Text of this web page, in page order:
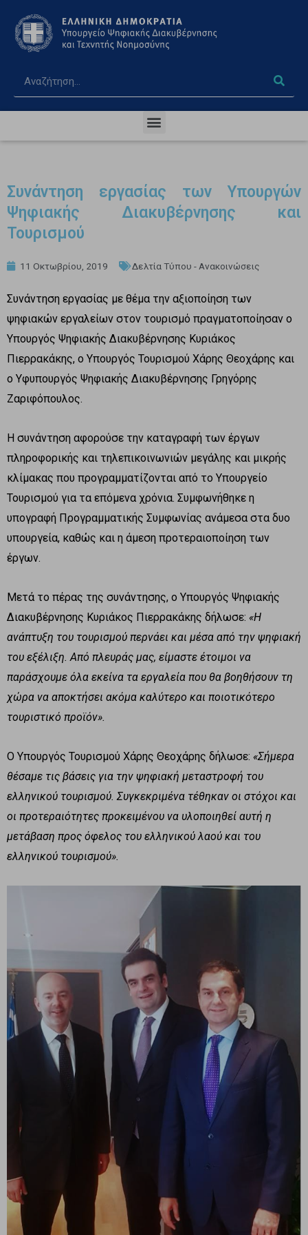
Συνάντηση εργασίας των Υπουργών
Ψηφιακής Διακυβέρνησης και
Τουρισμού
11 Οκτωβρίου, 2019 Δελτία Τύπου - Ανακοινώσεις
Συνάντηση εργασίας με θέμα την αξιοποίηση των
ψηφιακών εργαλείων στον τουρισμό πραγματοποίησαν ο
Υπουργός Ψηφιακής Διακυβέρνησης Κυριάκος
Πιερρακάκης, ο Υπουργός Τουρισμού Χάρης Θεοχάρης και
ο Υφυπουργός Ψηφιακής Διακυβέρνησης Γρηγόρης
Ζαριφόπουλος.
Η συνάντηση αφορούσε την καταγραφή των έργων
πληροφορικής και τηλεπικοινωνιών μεγάλης και μικρής
κλίμακας που προγραμματίζονται από το Υπουργείο
Τουρισμού για τα επόμενα χρόνια. Συμφωνήθηκε η
υπογραφή Προγραμματικής Συμφωνίας ανάμεσα στα δυο
υπουργεία, καθώς και η άμεση προτεραιοποίηση των
έργων.
Μετά το πέρας της συνάντησης, ο Υπουργός Ψηφιακής
Διακυβέρνησης Κυριάκος Πιερρακάκης δήλωσε: «Η
ανάπτυξη του τουρισμού περνάει και μέσα από την ψηφιακή
του εξέλιξη. Από πλευράς μας, είμαστε έτοιμοι να
παράσχουμε όλα εκείνα τα εργαλεία που θα βοηθήσουν τη
χώρα να αποκτήσει ακόμα καλύτερο και ποιοτικότερο
τουριστικό προϊόν».
Ο Υπουργός Τουρισμού Χάρης Θεοχάρης δήλωσε: «Σήμερα
θέσαμε τις βάσεις για την ψηφιακή μεταστροφή του
ελληνικού τουρισμού. Συγκεκριμένα τέθηκαν οι στόχοι και
οι προτεραιότητες προκειμένου να υλοποιηθεί αυτή η
μετάβαση προς όφελος του ελληνικού λαού και του
ελληνικού τουρισμού».